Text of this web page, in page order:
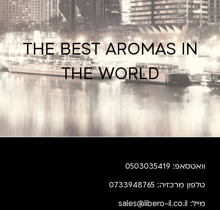
THE BEST AROMAS IN
THE WORLD
וואטסאפ: 0503035419
טלפון מרכזיה: 0733948765
מייל: sales@libero-il.co.il